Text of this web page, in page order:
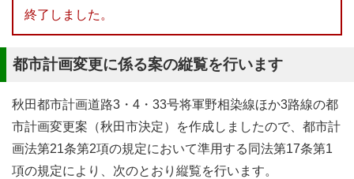
終了しました。
都市計画変更に係る案の縦覧を行います
秋田都市計画道路3・4・33号将軍野相染線ほか3路線の都
市計画変更案（秋田市決定）を作成しましたので、都市計
画法第21条第2項の規定において準用する同法第17条第1
項の規定により、次のとおり縦覧を行います。